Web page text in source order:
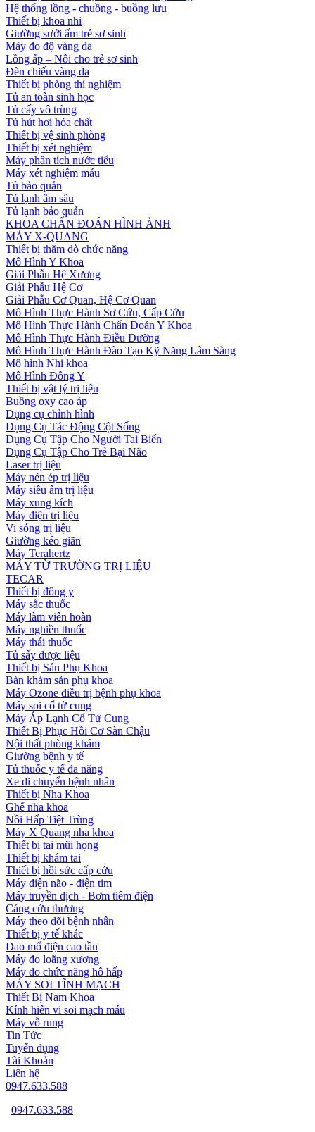
Hệ thống lồng - chuồng - buồng lưu
Thiết bị khoa nhi
Giường sưởi ấm trẻ sơ sinh
Máy đo độ vàng da
Lồng ấp – Nôi cho trẻ sơ sinh
Đèn chiếu vàng da
Thiết bị phòng thí nghiệm
Tủ an toàn sinh học
Tủ cấy vô trùng
Tủ hút hơi hóa chất
Thiết bị vệ sinh phòng
Thiết bị xét nghiệm
Máy phân tích nước tiểu
Máy xét nghiệm máu
Tủ bảo quản
Tủ lạnh âm sâu
Tủ lạnh bảo quản
KHOA CHẨN ĐOÁN HÌNH ẢNH
MÁY X-QUANG
Thiết bị thăm dò chức năng
Mô Hình Y Khoa
Giải Phẫu Hệ Xương
Giải Phẫu Hệ Cơ
Giải Phẫu Cơ Quan, Hệ Cơ Quan
Mô Hình Thực Hành Sơ Cứu, Cấp Cứu
Mô Hình Thực Hành Chẩn Đoán Y Khoa
Mô Hình Thực Hành Điều Dưỡng
Mô Hình Thực Hành Đào Tạo Kỹ Năng Lâm Sàng
Mô hình Nhi khoa
Mô Hình Đông Y
Thiết bị vật lý trị liệu
Buồng oxy cao áp
Dụng cụ chỉnh hình
Dụng Cụ Tác Động Cột Sống
Dụng Cụ Tập Cho Người Tai Biến
Dụng Cụ Tập Cho Trẻ Bại Não
Laser trị liệu
Máy nén ép trị liệu
Máy siêu âm trị liệu
Máy xung kích
Máy điện trị liệu
Vi sóng trị liệu
Giường kéo giãn
Máy Terahertz
MÁY TỪ TRƯỜNG TRỊ LIỆU
TECAR
Thiết bị đông y
Máy sắc thuốc
Máy làm viên hoàn
Máy nghiền thuốc
Máy thái thuốc
Tủ sấy dược liệu
Thiết bị Sản Phụ Khoa
Bàn khám sản phụ khoa
Máy Ozone điều trị bệnh phụ khoa
Máy soi cổ tử cung
Máy Áp Lạnh Cổ Tử Cung
Thiết Bị Phục Hồi Cơ Sàn Chậu
Nội thất phòng khám
Giường bệnh y tế
Tủ thuốc y tế đa năng
Xe di chuyển bệnh nhân
Thiết bị Nha Khoa
Ghế nha khoa
Nồi Hấp Tiệt Trùng
Máy X Quang nha khoa
Thiết bị tai mũi họng
Thiết bị khám tai
Thiết bị hồi sức cấp cứu
Máy điện não - điện tim
Máy truyền dịch - Bơm tiêm điện
Cáng cứu thương
Máy theo dõi bệnh nhân
Thiết bị y tế khác
Dao mổ điện cao tần
Máy đo loãng xương
Máy đo chức năng hô hấp
MÁY SOI TĨNH MẠCH
Thiết Bị Nam Khoa
Kính hiển vi soi mạch máu
Máy vỗ rung
Tin Tức
Tuyển dụng
Tài Khoản
Liên hệ
0947.633.588
0947.633.588